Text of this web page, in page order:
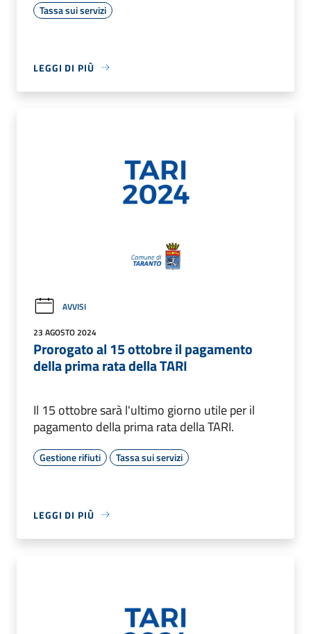
Tassa sui servizi
LEGGI DI PIÙ
AVVISI
23 AGOSTO 2024
Prorogato al 15 ottobre il pagamento
della prima rata della TARI
Il 15 ottobre sarà l'ultimo giorno utile per il
pagamento della prima rata della TARI.
Gestione rifiuti Tassa sui servizi
LEGGI DI PIÙ